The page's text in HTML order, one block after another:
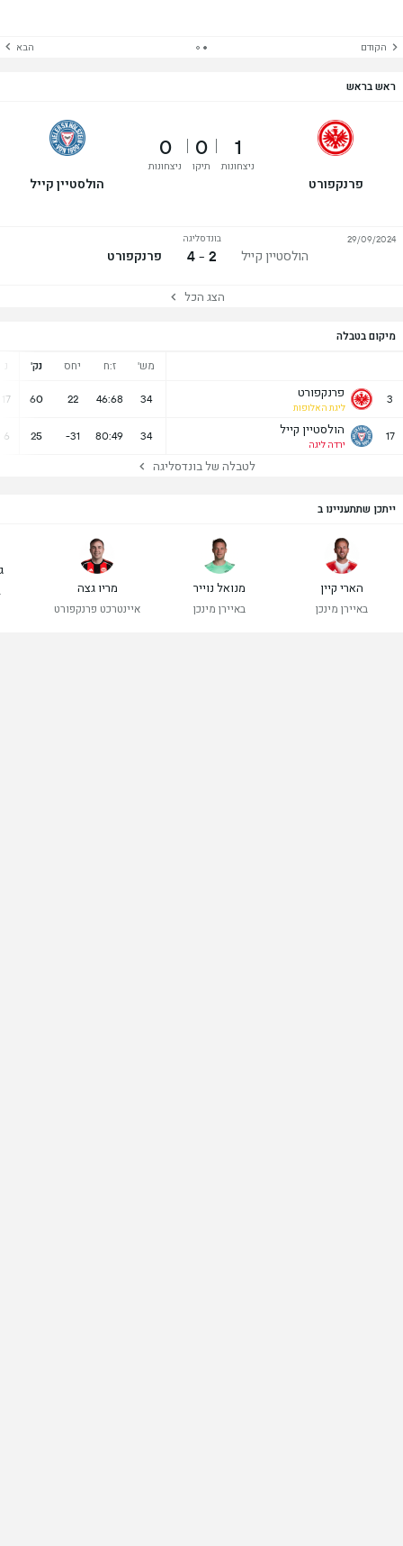
מיקום בטבלה
מש' ז:ח יחס נק' נ
3 פרנקפורט
ליגת האלופות
34
46:68
22
60
17
17 הולסטיין קייל
ירדה ליגה
34
80:49
-31
25
6
לטבלה של בונדסליגה
הקודם הבא
ראש בראש
פרנקפורט
1
ניצחונות
0
תיקו
0
ניצחונות
הולסטיין קייל
הולסטיין קייל
בונדסליגה
2 - 4 פרנקפורט
29/09/2024
הצג הכל
ייתכן שתתעניינו ב
הארי קיין
באיירן מינכן
מנואל נוייר
באיירן מינכן
מריו גצה
איינטרכט פרנקפורט